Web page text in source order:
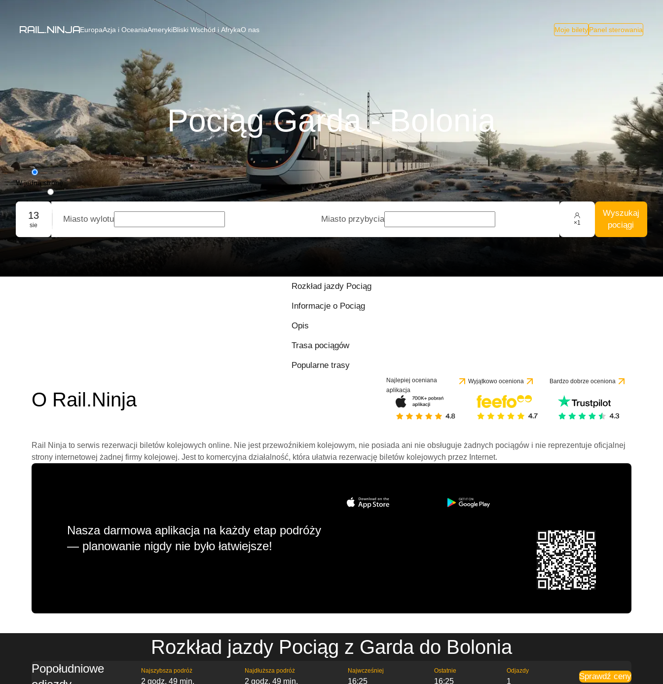
EuropaAzja i OceaniaAmerykiBliski Wschód i AfrykaO nas Moje biletyPanel sterowania
Pociąg Garda - Bolonia
W jedną stronę
Podróż w obie strony
Rezerwacja grupowa
13
sie
Miasto wylotu Miasto przybycia ×1
Wyszukaj
pociągi
Rozkład jazdy Pociąg
Informacje o Pociąg
Opis
Trasa pociągów
Popularne trasy
O Rail.Ninja
Najlepiej oceniana
aplikacja
Wyjątkowo oceniona Bardzo dobrze oceniona
Rail Ninja to serwis rezerwacji biletów kolejowych online. Nie jest przewoźnikiem kolejowym, nie posiada ani nie obsługuje żadnych pociągów i nie reprezentuje oficjalnej
strony internetowej żadnej firmy kolejowej. Jest to komercyjna działalność, która ułatwia rezerwację biletów kolejowych przez Internet.
Nasza darmowa aplikacja na każdy etap podróży
— planowanie nigdy nie było łatwiejsze!
Rozkład jazdy Pociąg z Garda do Bolonia
Popołudniowe
Najszybsza podróż
2 godz. 49 min.
Najdłuższa podróż
2 godz. 49 min.
Najwcześniej
16:25
Ostatnie
16:25
Odjazdy
1
Sprawdź ceny